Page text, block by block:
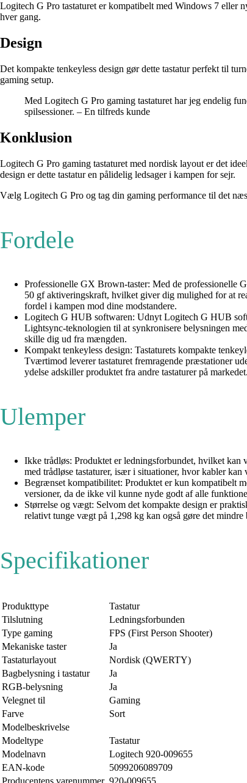
Logitech G Pro tastaturet er kompatibelt med Windows 7 eller
hver gang.
Design
Det kompakte tenkeyless design gør dette tastatur perfekt til
gaming setup.
Med Logitech G Pro gaming tastaturet har jeg endelig
spilsessioner. – En tilfreds kunde
Konklusion
Logitech G Pro gaming tastaturet med nordisk layout er det
design er dette tastatur en pålidelig ledsager i kampen for sejr.
Vælg Logitech G Pro og tag din gaming performance til det
Fordele
Professionelle GX Brown-taster: Med de professionelle
50 gf aktiveringskraft, hvilket giver dig mulighed for at
fordel i kampen mod dine modstandere.
Logitech G HUB softwaren: Udnyt Logitech G HUB
Lightsync-teknologien til at synkronisere belysningen
skille dig ud fra mængden.
Kompakt tenkeyless design: Tastaturets kompakte
Tværtimod leverer tastaturet fremragende præstationer
ydelse adskiller produktet fra andre tastaturer på markedet.
Ulemper
Ikke trådløs: Produktet er ledningsforbundet, hvilket kan
med trådløse tastaturer, især i situationer, hvor kabler
Begrænset kompatibilitet: Produktet er kun kompatibelt
versioner, da de ikke vil kunne nyde godt af alle
Størrelse og vægt: Selvom det kompakte design er
relativt tunge vægt på 1,298 kg kan også gøre det
Specifikationer
Produkttype
Tastatur
Tilslutning
Ledningsforbunden
Type gaming
FPS (First Person Shooter)
Mekaniske taster
Ja
Tastaturlayout
Nordisk (QWERTY)
Bagbelysning i tastatur
Ja
RGB-belysning
Ja
Velegnet til
Gaming
Farve
Sort
Modelbeskrivelse
Modeltype
Tastatur
Modelnavn
Logitech 920-009655
EAN-kode
5099206089709
Producentens varenummer 920-009655